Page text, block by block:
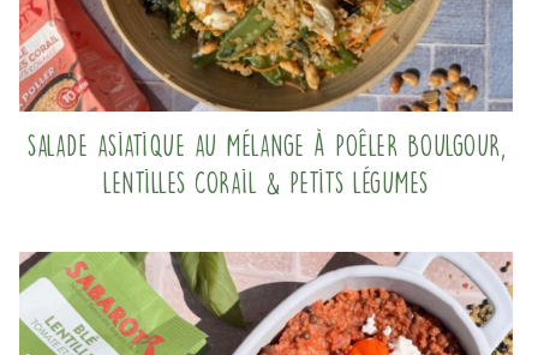
Salade asiatique au mélange à poêler Boulgour,
Lentilles corail & Petits légumes